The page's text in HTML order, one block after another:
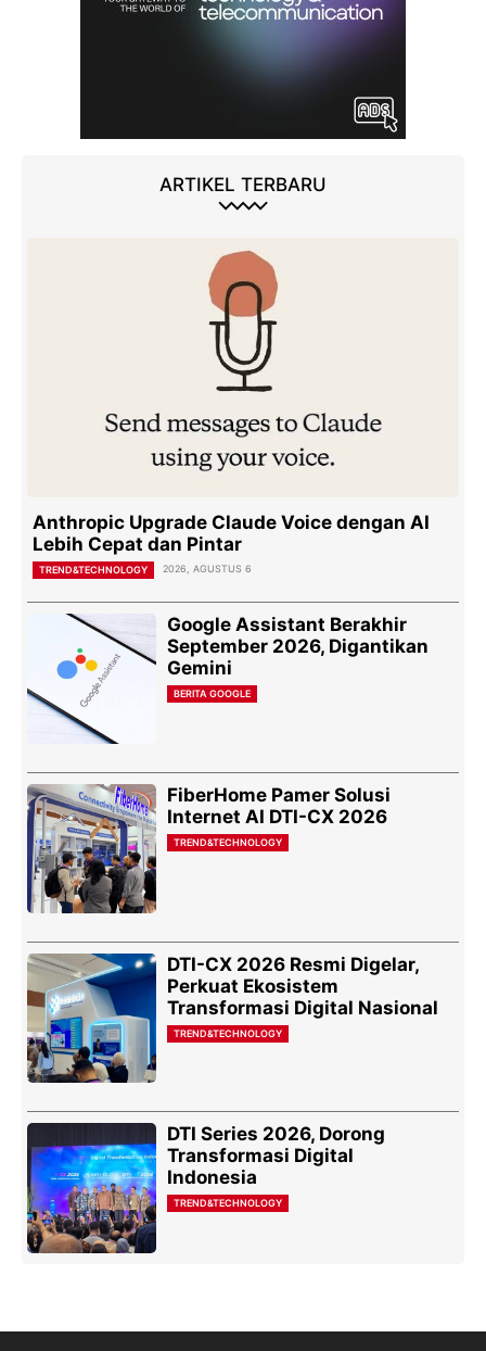
ARTIKEL TERBARU
Anthropic Upgrade Claude Voice dengan AI
Lebih Cepat dan Pintar
TREND&TECHNOLOGY 2026, AGUSTUS 6
Google Assistant Berakhir
September 2026, Digantikan
Gemini
BERITA GOOGLE
FiberHome Pamer Solusi
Internet AI DTI-CX 2026
TREND&TECHNOLOGY
DTI-CX 2026 Resmi Digelar,
Perkuat Ekosistem
Transformasi Digital Nasional
TREND&TECHNOLOGY
DTI Series 2026, Dorong
Transformasi Digital
Indonesia
TREND&TECHNOLOGY